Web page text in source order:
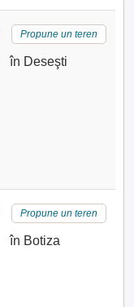
Propune un teren
în Deseşti
Propune un teren
în Botiza